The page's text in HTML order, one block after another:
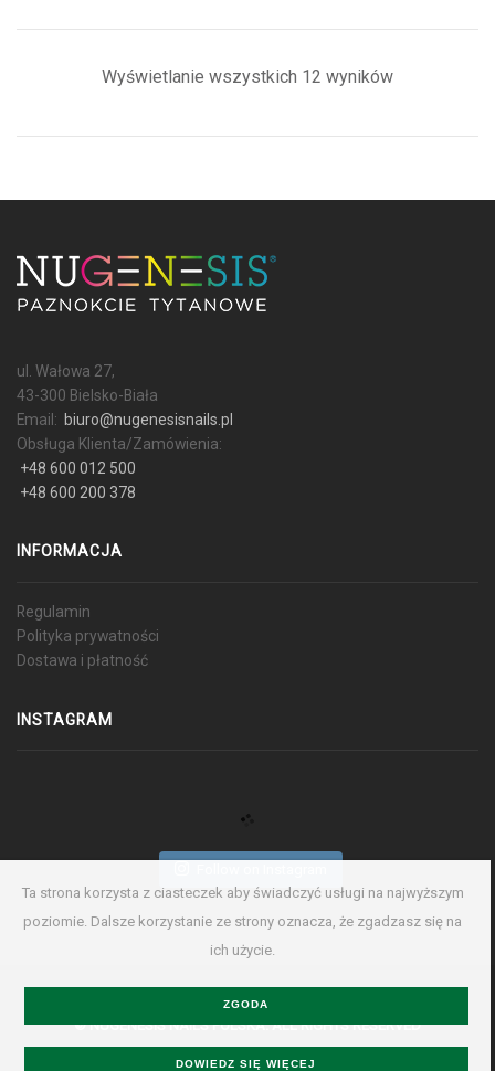
Ta strona korzysta z ciasteczek aby świadczyć usługi na najwyższym
poziomie. Dalsze korzystanie ze strony oznacza, że zgadzasz się na
ich użycie.
ZGODA
DOWIEDZ SIĘ WIĘCEJ
Wyświetlanie wszystkich 12 wyników
ul. Wałowa 27,
43-300 Bielsko-Biała
Email: biuro@nugenesisnails.pl
Obsługa Klienta/Zamówienia:
+48 600 012 500
+48 600 200 378
INFORMACJA
Regulamin
Polityka prywatności
Dostawa i płatność
INSTAGRAM
©NUGENESIS NAILS POLSKA.ALL RIGHTS RESERVED